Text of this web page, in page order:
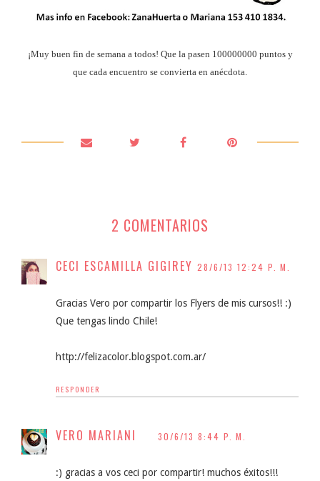
¡Muy buen fin de semana a todos! Que la pasen 100000000 puntos y
que cada encuentro se convierta en anécdota.
2 COMENTARIOS
CECI ESCAMILLA GIGIREY 28/6/13 12:24 P. M.
Gracias Vero por compartir los Flyers de mis cursos!! :)
Que tengas lindo Chile!
http://felizacolor.blogspot.com.ar/
RESPONDER
VERO MARIANI 30/6/13 8:44 P. M.
:) gracias a vos ceci por compartir! muchos éxitos!!!